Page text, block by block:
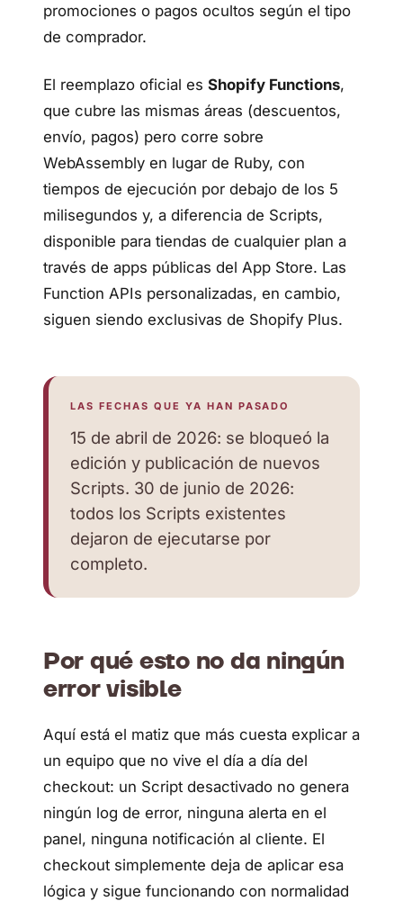
promociones o pagos ocultos según el tipo
de comprador.
El reemplazo oficial es Shopify Functions,
que cubre las mismas áreas (descuentos,
envío, pagos) pero corre sobre
WebAssembly en lugar de Ruby, con
tiempos de ejecución por debajo de los 5
milisegundos y, a diferencia de Scripts,
disponible para tiendas de cualquier plan a
través de apps públicas del App Store. Las
Function APIs personalizadas, en cambio,
siguen siendo exclusivas de Shopify Plus.
LAS FECHAS QUE YA HAN PASADO
15 de abril de 2026: se bloqueó la
edición y publicación de nuevos
Scripts. 30 de junio de 2026:
todos los Scripts existentes
dejaron de ejecutarse por
completo.
Por qué esto no da ningún
error visible
Aquí está el matiz que más cuesta explicar a
un equipo que no vive el día a día del
checkout: un Script desactivado no genera
ningún log de error, ninguna alerta en el
panel, ninguna notificación al cliente. El
checkout simplemente deja de aplicar esa
lógica y sigue funcionando con normalidad